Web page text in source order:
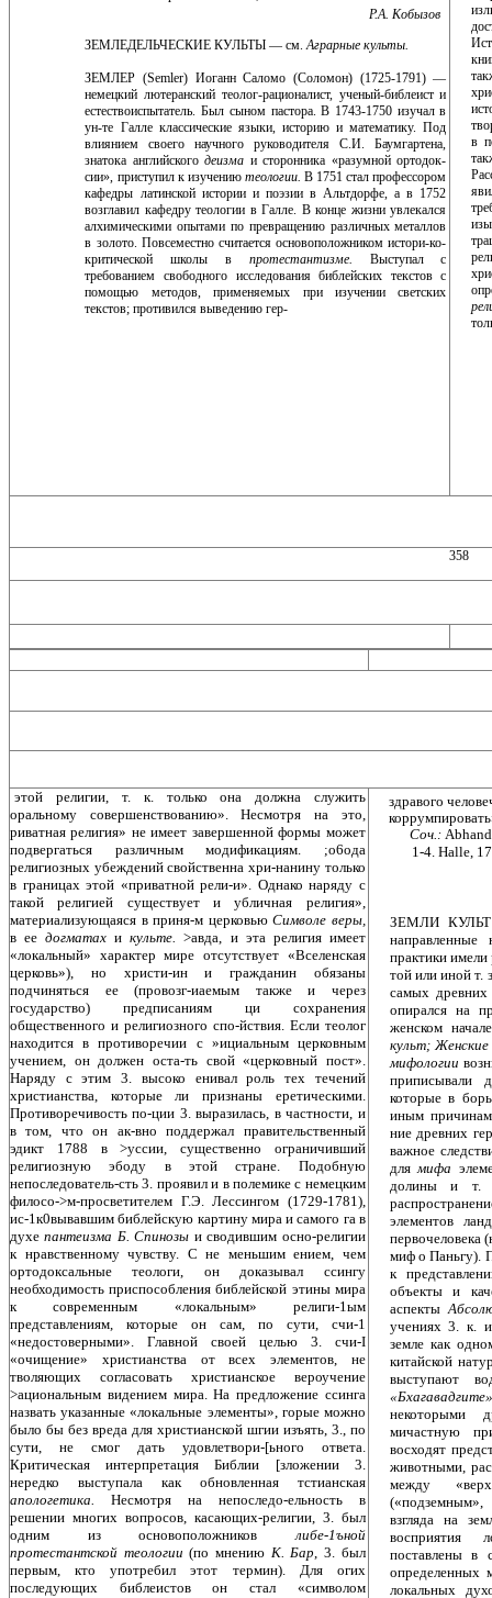
P.A. Кобызов
ЗЕМЛЕДЕЛЬЧЕСКИЕ КУЛЬТЫ — см.Аграрные ку­льты.
ЗЕМЛЕР (Semler) Иоганн Саломо (Соломон) (1725-1791) —
немецкий лютеранский теолог-рационалист, ученый-библеист и
естествоиспытатель. Был сыном пастора. В 1743-1750 изучал в
ун-те Галле классиче­ские языки, историю и математику. Под
влиянием сво­его научного руководителя С.И. Баумгартена,
знатока английскогодеизма и сторонника «разумной ортодок­
сии», приступил к изучению теологии.В 1751 стал про­фессором
кафедры латинской истории и поэзии в Альтдорфе, а в 1752
возглавил кафедру теологии в Галле. В конце жизни увлекался
алхимическими опы­тами по превращению различных металлов
в золото. Повсеместно считается основоположником истори-ко-
критической школы в протестантизме. Выступал с
требованием свободного исследования библейских текстов с
помощью методов, применяемых при изу­чении светских
текстов; противился выведению гер-
в
358
этой религии, т. к. только она должна служить
оральному совершенствованию». Несмотря на это,
риватная религия» не имеет завершенной формы может
подвергаться различным модификациям. ;о6ода
религиозных убеждений свойственна хри-нанину только
в границах этой «приватной рели-и». Однако наряду с
такой религией существует и убличная религия»,
материализующаяся в приня-м церковьюСимволе веры,
в еедогматахикульте.>авда, и эта религия имеет
«локальный» характер мире отсутствует «Вселенская
церковь»), но христи-ин и гражданин обязаны
подчиняться ее (провозг-иаемым также и через
государство) предписаниям ци сохранения
общественного и религиозного спо-йствия. Если теолог
находится в противоречии с »ициальным церковным
учением, он должен оста-ть свой «церковный пост».
Наряду с этим 3. высоко енивал роль тех течений
христианства, которые ли признаны еретическими.
Противоречивость по-ции 3. выразилась, в частности, и
в том, что он ак-вно поддержал правительственный
эдикт 1788 в >уссии, существенно ограничивший
религиозную эбоду в этой стране. Подобную
непоследователь-сть 3. проявил и в полемике с немецким
филосо->м-просветителем Г.Э. Лессингом (1729-1781),
ис-1к0вывавшим библейскую картину мира и самого га в
духепантеизма Б. Спинозы и сводившим осно-религии
к нравственному чувству. С не меньшим ением, чем
ортодоксальные теологи, он доказывал ссингу
необходимость приспособления библейской этины мира
к современным «локальным» религи-1ым
представлениям, которые он сам, по сути, счи-1
«недостоверными». Главной своей целью 3. счи-I
«очищение» христианства от всех элементов, не
тволяющих согласовать христианское вероучение
>ациональным видением мира. На предложение ссинга
назвать указанные «локальные элементы», горые можно
было бы без вреда для христианской шгии изъять, 3., по
сути, не смог дать удовлетвори-[ьного ответа.
Критическая интерпретация Библии [зложении 3.
нередко выступала как обновленная тстианская
апологетика. Несмотря на непоследо-ельность в
решении многих вопросов, касающих-религии, 3. был
одним из основоположниковлибе-1ъной
протестантской теологии(по мнению К. Бар­, 3. был
первым, кто употребил этот термин). Для огих
последующих библеистов он стал «символом
здравого
Соч.:
1-4. Halle,
ЗЕМЛИ КУЛЬТ
практики имели
той или иной т.
самых
опирался на
женском
культ;
мифологии
приписыва­ли
которые в
иным
ние древних
важное
для мифа
долины и т.
элементов
первочеловека
миф о Паньгу).
к
объекты и
аспекты
учени­ях 3. к.
зем­ле как
китайской
выступают
некоторыми
мичастную
восходят
животными,
между
взгляда на
восприятия
поставлены
определенных
локальных